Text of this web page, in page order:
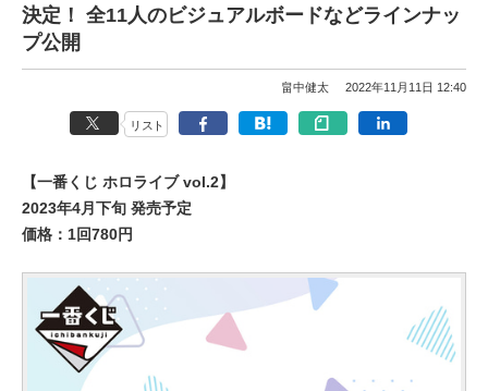
決定！ 全11人のビジュアルボードなどラインナッ
プ公開
畠中健太 2022年11月11日 12:40
リスト
【一番くじ ホロライブ vol.2】
2023年4月下旬 発売予定
価格：1回780円